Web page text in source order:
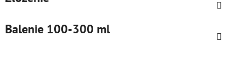
Balenie 100-300 ml